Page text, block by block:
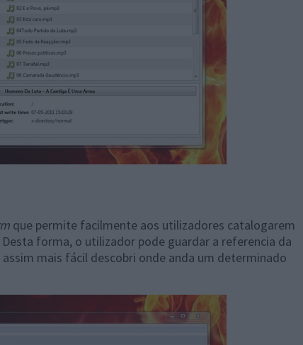
que permite facilmente aos utilizadores catalogarem
forma, o utilizador pode guardar a referencia da
mais fácil descobri onde anda um determinado